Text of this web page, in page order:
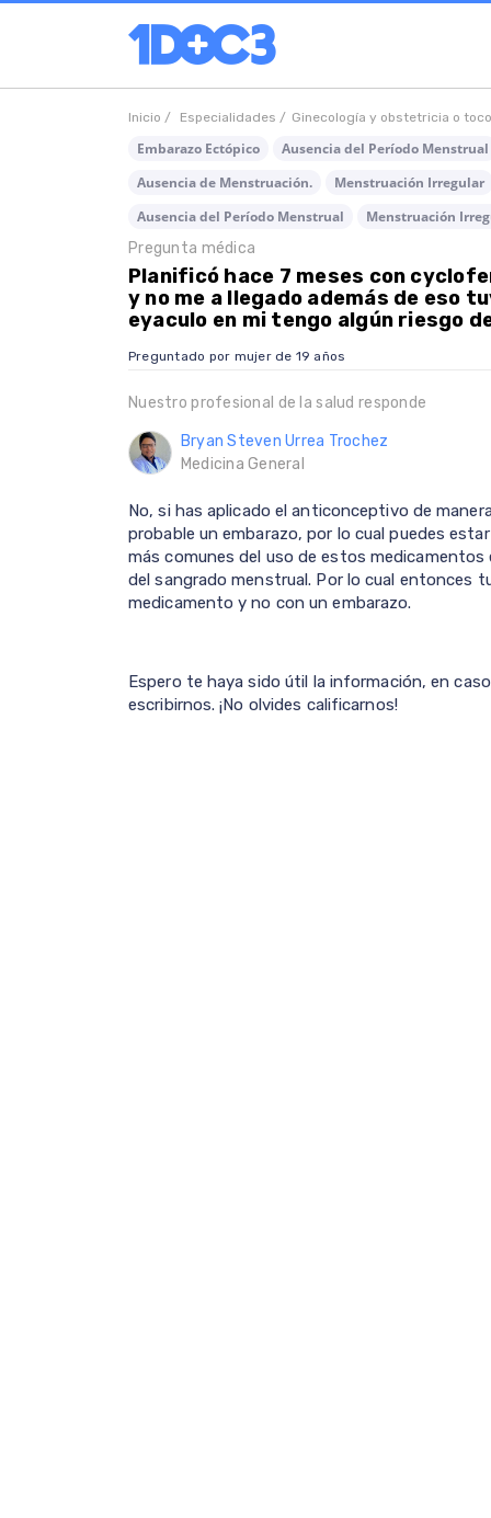
Inicio / Especialidades / Ginecología y obstetricia o
Embarazo Ectópico Ausencia del Período Menstrual
Ausencia de Menstruación.
Menstruación Irregular
Ausencia del Período Menstrual
Menstruación
Pregunta médica
Planificó hace 7 meses con
y no me a llegado además de eso
eyaculo en mi tengo algún riesgo
Preguntado por mujer de 19 años
Nuestro profesional de la salud responde
Bryan Steven Urrea Trochez
Medicina General
No, si has aplicado el anticonceptivo de
probable un embarazo, por lo cual puedes
más comunes del uso de estos medicamentos
del sangrado menstrual. Por lo cual entonces
medicamento y no con un embarazo.
Espero te haya sido útil la información, en
escribirnos. ¡No olvides calificarnos!